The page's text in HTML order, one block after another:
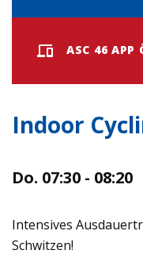
ASC 46 APP
Indoor
Do. 07:30 - 08:20
Intensives
Schwitzen!